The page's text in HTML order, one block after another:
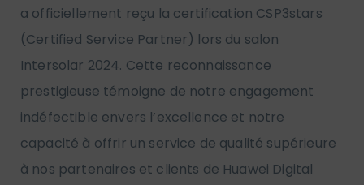
a officiellement reçu la certification CSP3stars
(Certified Service Partner) lors du salon
Intersolar 2024. Cette reconnaissance
prestigieuse témoigne de notre engagement
indéfectible envers l’excellence et notre
capacité à offrir un service de qualité supérieure
à nos partenaires et clients de Huawei Digital